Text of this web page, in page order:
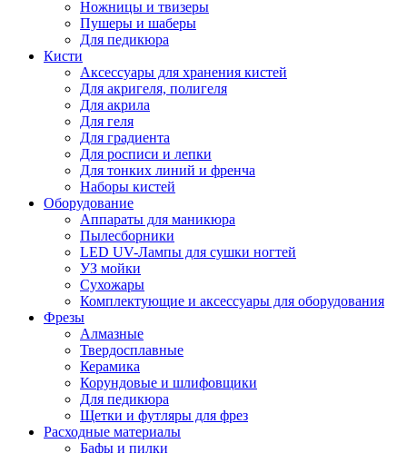
Ножницы и твизеры
Пушеры и шаберы
Для педикюра
Кисти
Аксессуары для хранения кистей
Для акригеля, полигеля
Для акрила
Для геля
Для градиента
Для росписи и лепки
Для тонких линий и френча
Наборы кистей
Оборудование
Аппараты для маникюра
Пылесборники
LED UV-Лампы для сушки ногтей
УЗ мойки
Сухожары
Комплектующие и аксессуары для оборудования
Фрезы
Алмазные
Твердосплавные
Керамика
Корундовые и шлифовщики
Для педикюра
Щетки и футляры для фрез
Расходные материалы
Бафы и пилки